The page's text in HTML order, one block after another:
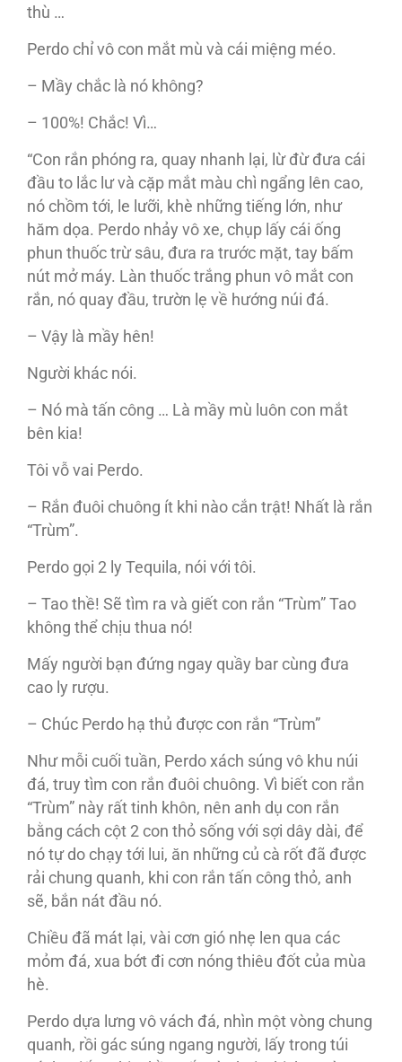
thù …
Perdo chỉ vô con mắt mù và cái miệng méo.
– Mầy chắc là nó không?
– 100%! Chắc! Vì…
“Con rắn phóng ra, quay nhanh lại, lừ đừ đưa cái
đầu to lắc lư và cặp mắt màu chì ngẩng lên cao,
nó chồm tới, le lưỡi, khè những tiếng lớn, như
hăm dọa. Perdo nhảy vô xe, chụp lấy cái ống
phun thuốc trừ sâu, đưa ra trước mặt, tay bấm
nút mở máy. Làn thuốc trắng phun vô mắt con
rắn, nó quay đầu, trườn lẹ về hướng núi đá.
– Vậy là mầy hên!
Người khác nói.
– Nó mà tấn công … Là mầy mù luôn con mắt
bên kia!
Tôi vỗ vai Perdo.
– Rắn đuôi chuông ít khi nào cắn trật! Nhất là rắn
“Trùm”.
Perdo gọi 2 ly Tequila, nói với tôi.
– Tao thề! Sẽ tìm ra và giết con rắn “Trùm” Tao
không thể chịu thua nó!
Mấy người bạn đứng ngay quầy bar cùng đưa
cao ly rượu.
– Chúc Perdo hạ thủ được con rắn “Trùm”
Như mỗi cuối tuần, Perdo xách súng vô khu núi
đá, truy tìm con rắn đuôi chuông. Vì biết con rắn
“Trùm” này rất tinh khôn, nên anh dụ con rắn
bằng cách cột 2 con thỏ sống với sợi dây dài, để
nó tự do chạy tới lui, ăn những củ cà rốt đã được
rải chung quanh, khi con rắn tấn công thỏ, anh
sẽ, bắn nát đầu nó.
Chiều đã mát lại, vài cơn gió nhẹ len qua các
mỏm đá, xua bớt đi cơn nóng thiêu đốt của mùa
hè.
Perdo dựa lưng vô vách đá, nhìn một vòng chung
quanh, rồi gác súng ngang người, lấy trong túi